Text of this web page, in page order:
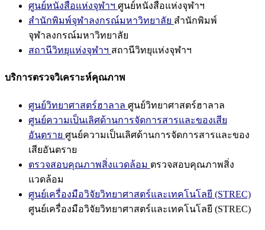
ศูนย์หนังสือแห่งจุฬาฯ ศูนย์หนังสือแห่งจุฬาฯ
สำนักพิมพ์จุฬาลงกรณ์มหาวิทยาลัย สำนักพิมพ์
จุฬาลงกรณ์มหาวิทยาลัย
สถานีวิทยุแห่งจุฬาฯ สถานีวิทยุแห่งจุฬาฯ
บริการตรวจวิเคราะห์คุณภาพ
ศูนย์วิทยาศาสตร์ฮาลาล ศูนย์วิทยาศาสตร์ฮาลาล
ศูนย์ความเป็นเลิศด้านการจัดการสารและของเสีย
อันตราย ศูนย์ความเป็นเลิศด้านการจัดการสารและของ
เสียอันตราย
ตรวจสอบคุณภาพสิ่งแวดล้อม ตรวจสอบคุณภาพสิ่ง
แวดล้อม
ศูนย์เครื่องมือวิจัยวิทยาศาสตร์และเทคโนโลยี (STREC)
ศูนย์เครื่องมือวิจัยวิทยาศาสตร์และเทคโนโลยี (STREC)